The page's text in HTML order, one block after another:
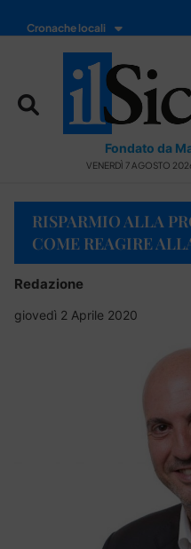
Cronache locali
Fondato da
VENERDÌ 7 AGOSTO
RISPARMIO ALLA
COME REAGIRE
Redazione
giovedì 2 Aprile 2020